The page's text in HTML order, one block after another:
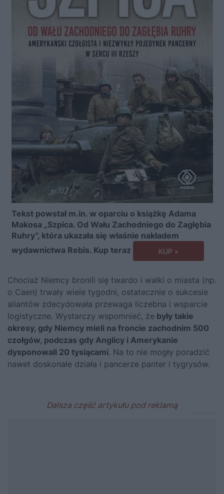
Tekst powstał m.in. w oparciu o książkę Adama
Makosa „Szpica. Od Wału Zachodniego do Zagłębia
Ruhry”, która ukazała się właśnie nakładem
wydawnictwa Rebis. Kup teraz
KUP »
Chociaż Niemcy bronili się twardo i walki o miasta (np.
o Caen) trwały wiele tygodni, ostatecznie o sukcesie
aliantów zdecydowała przewaga liczebna i wsparcie
logistyczne. Wystarczy wspomnieć, że były takie
okresy, gdy Niemcy mieli na froncie zachodnim 500
czołgów, podczas gdy Anglicy i Amerykanie
dysponowali 20 tysiącami. Na to nie mogły poradzić
nawet doskonałe działa i pancerze panter i tygrysów.